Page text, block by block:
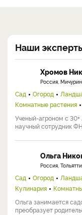
Наши
Хромов
Россия,
Сад Огород
Комнатные растения
Ученый-агроном с 30+
научный сотрудник
Ольга
Россия, Тольятти
Сад Огород
Кулинария
Ольга занимается
преобразует